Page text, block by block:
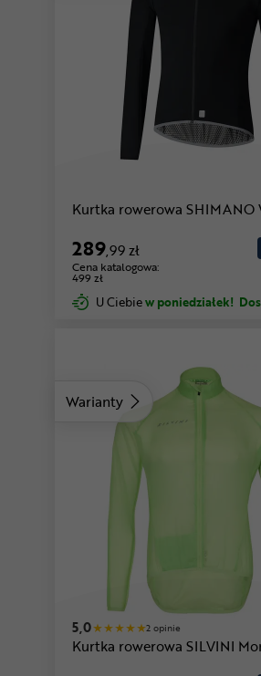
Kurtka rowerowa SHIMANO
289,99 zł
Cena katalogowa:
499 zł
U Ciebiew poniedziałek!
Warianty
5,0 2 opinie
Kurtka rowerowa SILVINI